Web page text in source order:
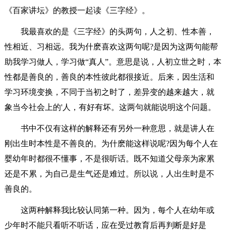
《百家讲坛》的教授一起读《三字经》。
我最喜欢的是《三字经》的头两句，人之初、性本善，
性相近、习相远。我为什麽喜欢这两句呢?是因为这两句能帮
助我学习做人，学习做“真人”。意思是说，人初立世之时，本
性都是善良的，善良的本性彼此都很接近。后来，因生活和
学习环境变换，不同于当初之时了，差异变的越来越大，就
象当今社会上的'人，有好有坏。这两句就能说明这个问题。
书中不仅有这样的解释还有另外一种意思，就是讲人在
刚出生时本性是不善良的。为什麽能这样说呢?因为每个人在
婴幼年时都很不懂事，不是很听话。既不知道父母亲为家累
还是不累，为自己是生气还是难过。所以说，人出生时是不
善良的。
这两种解释我比较认同第一种。因为，每个人在幼年或
少年时不能只看听不听话，应在受过教育后再判断是好是